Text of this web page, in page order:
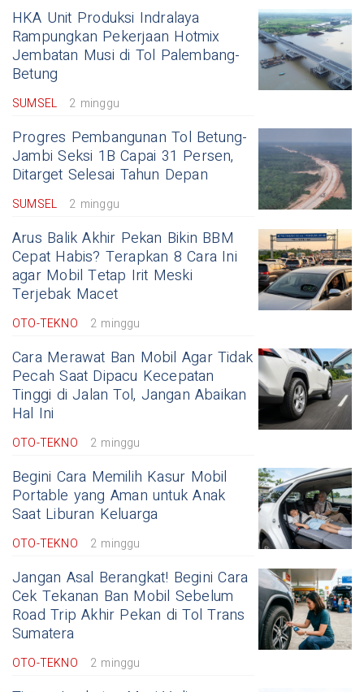
HKA Unit Produksi Indralaya
Rampungkan Pekerjaan Hotmix
Jembatan Musi di Tol Palembang-
Betung
SUMSEL 2 minggu
Progres Pembangunan Tol Betung-
Jambi Seksi 1B Capai 31 Persen,
Ditarget Selesai Tahun Depan
SUMSEL 2 minggu
Arus Balik Akhir Pekan Bikin BBM
Cepat Habis? Terapkan 8 Cara Ini
agar Mobil Tetap Irit Meski
Terjebak Macet
OTO-TEKNO 2 minggu
Cara Merawat Ban Mobil Agar Tidak
Pecah Saat Dipacu Kecepatan
Tinggi di Jalan Tol, Jangan Abaikan
Hal Ini
OTO-TEKNO 2 minggu
Begini Cara Memilih Kasur Mobil
Portable yang Aman untuk Anak
Saat Liburan Keluarga
OTO-TEKNO 2 minggu
Jangan Asal Berangkat! Begini Cara
Cek Tekanan Ban Mobil Sebelum
Road Trip Akhir Pekan di Tol Trans
Sumatera
OTO-TEKNO 2 minggu